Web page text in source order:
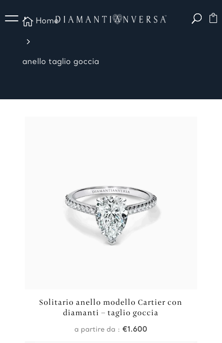
 Home
5
anello taglio goccia
Solitario anello modello Cartier con
diamanti – taglio goccia
a partire da :€1.600